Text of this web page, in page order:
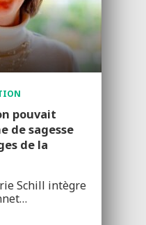
pouvait
de sagesse
de la
Schill intègre